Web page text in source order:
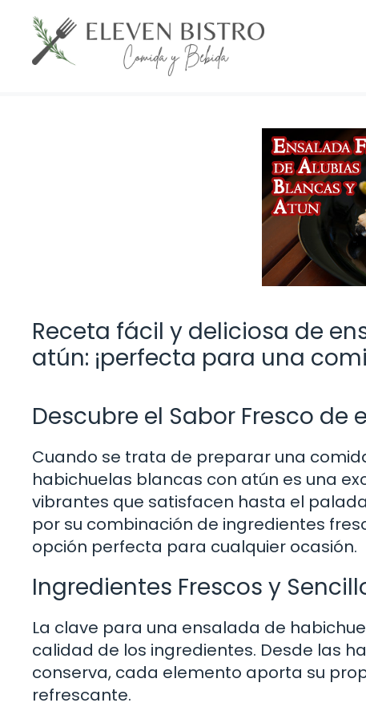
Saltar
contenido
Receta fácil y deliciosa de
atún: ¡perfecta para una
Descubre el Sabor Fresco de
Cuando se trata de preparar una
habichuelas blancas con atún es una
vibrantes que satisfacen hasta el
por su combinación de ingredientes
opción perfecta para cualquier ocasión.
Ingredientes Frescos y
La clave para una ensalada de
calidad de los ingredientes. Desde las
conserva, cada elemento aporta su
refrescante.